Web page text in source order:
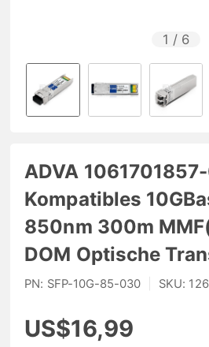
1 / 6
ADVA
Kompatibles
850nm 300m
DOM Optische
PN: SFP-10G-85-030 SKU:
US$16,99